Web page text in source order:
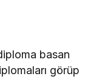
basan
görüp